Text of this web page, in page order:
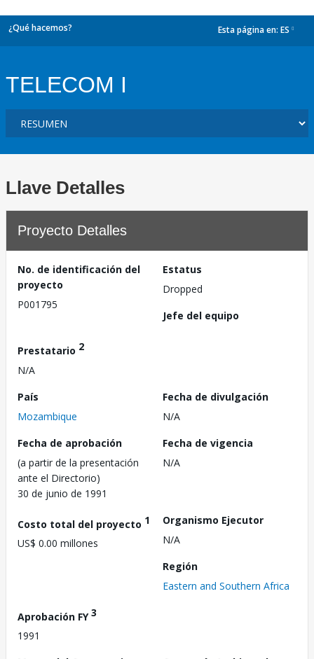
¿Qué hacemos? Esta página en: ES
TELECOM I
Llave Detalles
Proyecto Detalles
No. de identificación del
proyecto
P001795
Estatus
Dropped
Jefe del equipo
Prestatario 2
N/A
País
Mozambique
Fecha de divulgación
N/A
Fecha de aprobación
(a partir de la presentación
ante el Directorio)
30 de junio de 1991
Fecha de vigencia
N/A
Costo total del proyecto 1
US$ 0.00 millones
Organismo Ejecutor
N/A
Región
Eastern and Southern Africa
Aprobación FY3
1991